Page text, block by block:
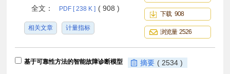
全文： PDF [ 238 K ] ( 908 )
相关文章 计量指标
下载 908
浏览量 2526
基于可靠性方法的智能故障诊断模型 摘要 ( 2534 )